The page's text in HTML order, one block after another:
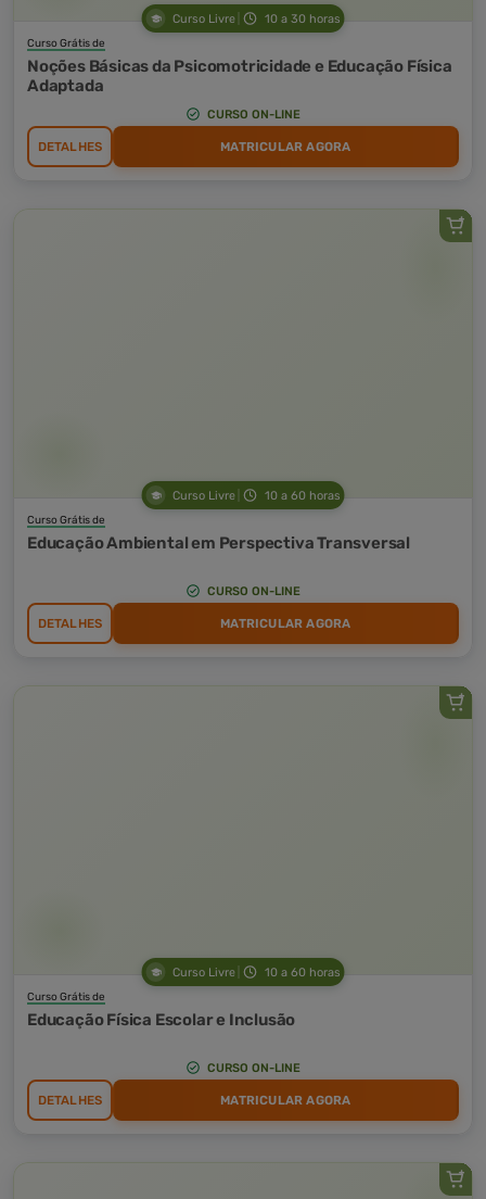
Curso Livre 10 a 30 horas
Curso Grátis de
Noções Básicas da Psicomotricidade e Educação Física
Adaptada
CURSO ON-LINE
DETALHES MATRICULAR AGORA
Curso Livre 10 a 60 horas
Curso Grátis de
Educação Ambiental em Perspectiva Transversal
CURSO ON-LINE
DETALHES MATRICULAR AGORA
Curso Livre 10 a 60 horas
Curso Grátis de
Educação Física Escolar e Inclusão
CURSO ON-LINE
DETALHES MATRICULAR AGORA